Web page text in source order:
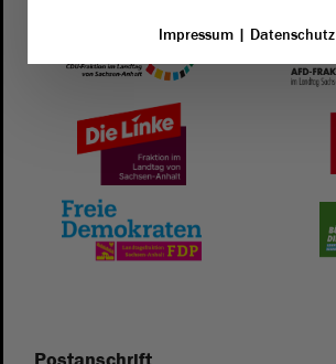
Impressum| Datenschutz